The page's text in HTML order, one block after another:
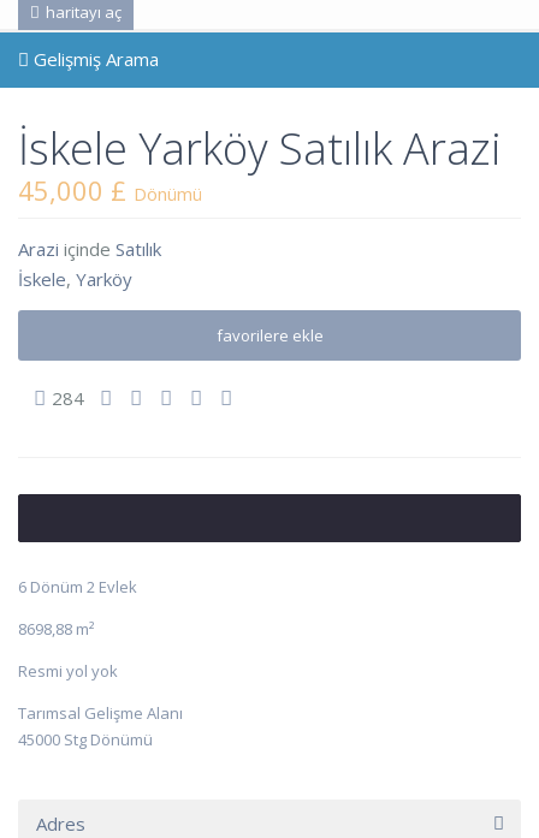
haritayı aç
Gelişmiş Arama
İskele Yarköy Satılık Arazi
45,000 £ Dönümü
Arazi içinde Satılık
İskele, Yarköy
favorilere ekle
284
6 Dönüm 2 Evlek
8698,88 m²
Resmi yol yok
Tarımsal Gelişme Alanı
45000 Stg Dönümü
Adres